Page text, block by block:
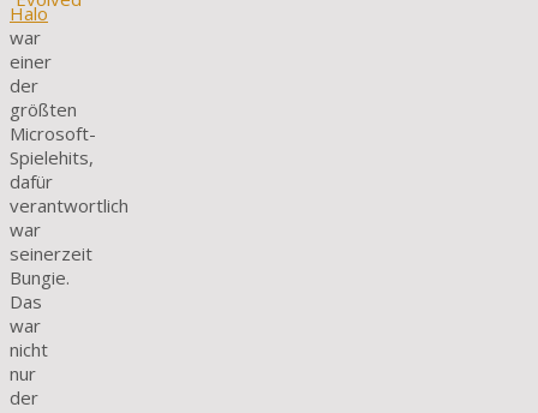
Halo
war
einer
der
größten
Microsoft-
Spielehits,
dafür
verantwortlich
war
seinerzeit
Bungie.
Das
war
nicht
nur
der